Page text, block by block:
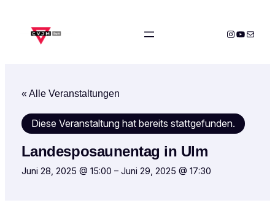
Instagram
YouTube
E-Mail
« Alle Veranstaltungen
Diese Veranstaltung hat bereits stattgefunden.
Landesposaunentag in Ulm
Juni 28, 2025 @ 15:00 – Juni 29, 2025 @ 17:30